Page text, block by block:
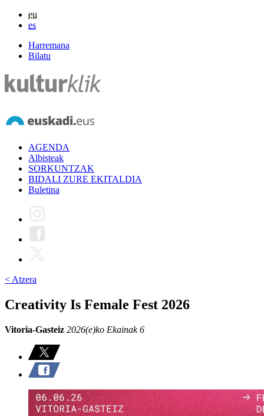
eu
es
Harremana
Bilatu
AGENDA
Albisteak
SORKUNTZAK
BIDALI ZURE EKITALDIA
Buletina
< Atzera
Creativity Is Female Fest 2026
Vitoria-Gasteiz 2026(e)ko Ekainak 6